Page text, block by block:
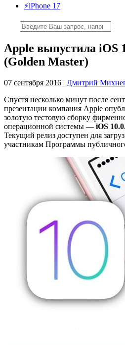
⚡️iPhone 17
Apple выпустила iOS
(Golden Master)
07 сентября 2016 | Дмитрий
Спустя несколько минут после
презентации компания Apple
золотую тестовую сборку
операционной системы — iOS
Текущий релиз доступен для
участникам Программы